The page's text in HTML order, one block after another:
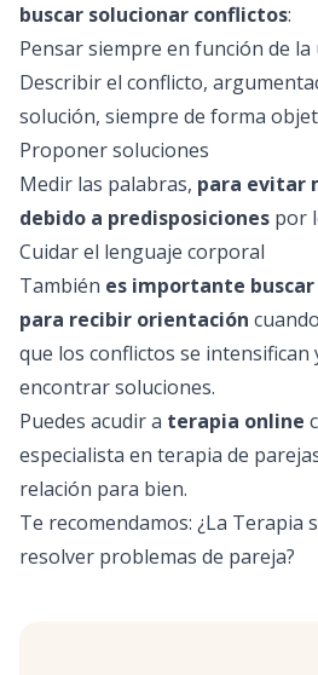
buscar solucionar conflictos:
Pensar siempre en función de
Describir el conflicto,
solución, siempre de forma
Proponer soluciones
Medir las palabras, para evitar
debido a predisposiciones por
Cuidar el lenguaje corporal
También es importante
para recibir orientación
que los conflictos se intensifican
encontrar soluciones.
Puedes acudir a terapia online
especialista en terapia de
relación para bien.
Te recomendamos: ¿La Terapia
resolver problemas de pareja?